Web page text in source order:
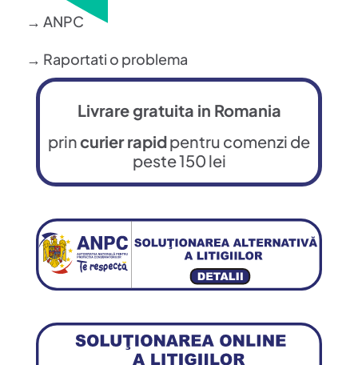
→ ANPC
→ Raportati o problema
Livrare gratuita in Romania
princurier rapidpentru comenzi de
peste 150 lei